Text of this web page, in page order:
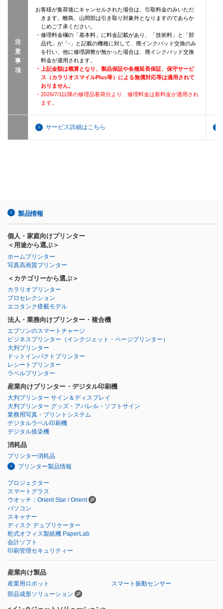
注
意
事
項
お客様が集荷後にキャンセルされた場合は、引取料金のみいただ
きます。離島、山間部は引き取り対象外となりますのであらか
じめご了承ください。
・修理料金欄の「基本料」に料金記載があり、「技術料」と「部
品代」が「-」と記載の機種に対して、廃インクパッド交換のみ
を行い、他に修理調整が無かった場合は、廃インクパッド交換
料金が適用されます。
・上記金額は概算となり、製品保証や各種延長保証、保守サービ
ス（カラリオスマイルPlus等）による無償対応等は適用されて
おりません。
・2026/7/1以降の修理品着荷分より、修理料金は新料金が適用され
ます。
・
・
・
サービス詳細はこちら
製品情報
個人・家庭向けプリンター
＜用途から選ぶ＞
ホームプリンター
写真高画質プリンター
＜カテゴリーから選ぶ＞
カラリオプリンター
プロセレクション
エコタンク搭載モデル
法人・業務向けプリンター・複合機
エプソンのスマートチャージ
ビジネスプリンター （インクジェット・ページプリンター）
大判プリンター
ドットインパクトプリンター
レシートプリンター
ラベルプリンター
産業向けプリンター・デジタル印刷機
大判プリンター サイン＆ディスプレイ
大判プリンター グッズ・アパレル・ソフトサイン
業務用写真・プリントシステム
デジタルラベル印刷機
デジタル捺染機
消耗品
プリンター消耗品
プリンター製品情報
プロジェクター
スマートグラス
ウオッチ：Orient Star / Orient
パソコン
スキャナー
ディスク デュプリケーター
乾式オフィス製紙機 PaperLab
会計ソフト
印刷管理セキュリティー
産業向け製品
産業用ロボット
スマート振動センサー
部品成形ソリューション